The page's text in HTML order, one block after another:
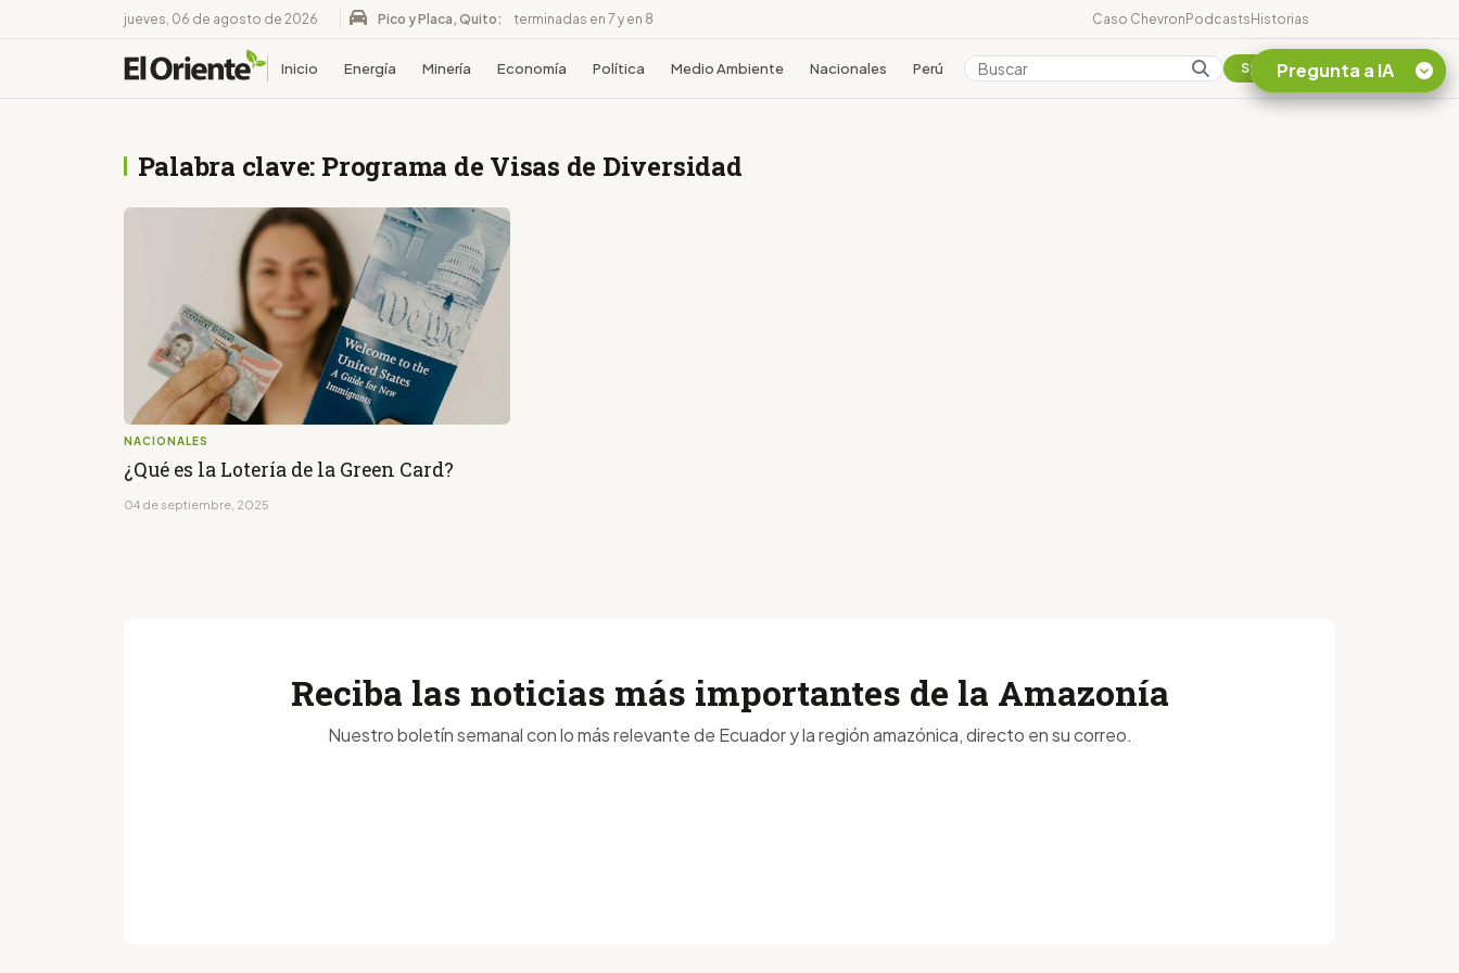
jueves, 06 de agosto de 2026 Pico y Placa, Quito: terminadas en 7 y en 8 Caso ChevronPodcastsHistorias
Inicio Energía Minería Economía Política Medio Ambiente Nacionales Perú Colombia Suscribirse
Palabra clave: Programa de Visas de Diversidad
NACIONALES
¿Qué es la Lotería de la Green Card?
04 de septiembre, 2025
Pregunta a IA
Reciba las noticias más importantes de la Amazonía
Nuestro boletín semanal con lo más relevante de Ecuador y la región amazónica, directo en su correo.